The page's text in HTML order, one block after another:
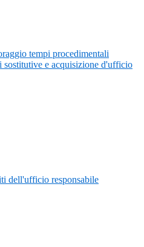
tempi procedimentali
sostitutive e acquisizione d'ufficio
dell'ufficio responsabile